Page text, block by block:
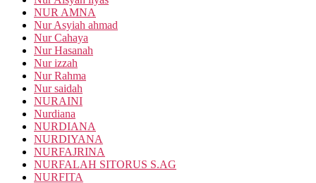
NUR AMNA
Nur Asyiah ahmad
Nur Cahaya
Nur Hasanah
Nur izzah
Nur Rahma
Nur saidah
NURAINI
Nurdiana
NURDIANA
NURDIYANA
NURFAJRINA
NURFALAH SITORUS S.AG
NURFITA